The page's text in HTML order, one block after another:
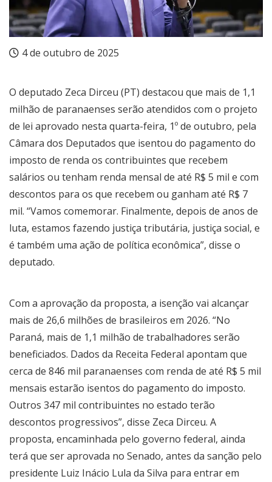
4 de outubro de 2025
O deputado Zeca Dirceu (PT) destacou que mais de 1,1
milhão de paranaenses serão atendidos com o projeto
de lei aprovado nesta quarta-feira, 1º de outubro, pela
Câmara dos Deputados que isentou do pagamento do
imposto de renda os contribuintes que recebem
salários ou tenham renda mensal de até R$ 5 mil e com
descontos para os que recebem ou ganham até R$ 7
mil. “Vamos comemorar. Finalmente, depois de anos de
luta, estamos fazendo justiça tributária, justiça social, e
é também uma ação de política econômica”, disse o
deputado.
Com a aprovação da proposta, a isenção vai alcançar
mais de 26,6 milhões de brasileiros em 2026. “No
Paraná, mais de 1,1 milhão de trabalhadores serão
beneficiados. Dados da Receita Federal apontam que
cerca de 846 mil paranaenses com renda de até R$ 5 mil
mensais estarão isentos do pagamento do imposto.
Outros 347 mil contribuintes no estado terão
descontos progressivos”, disse Zeca Dirceu. A
proposta, encaminhada pelo governo federal, ainda
terá que ser aprovada no Senado, antes da sanção pelo
presidente Luiz Inácio Lula da Silva para entrar em